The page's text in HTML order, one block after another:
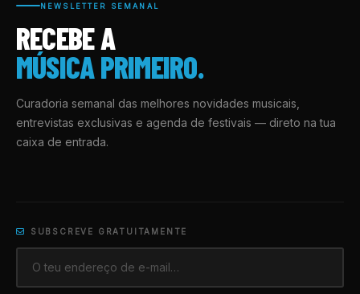
NEWSLETTER SEMANAL
RECEBE A
MÚSICA PRIMEIRO.
Curadoria semanal das melhores novidades musicais,
entrevistas exclusivas e agenda de festivais — direto na tua
caixa de entrada.
SUBSCREVE GRATUITAMENTE